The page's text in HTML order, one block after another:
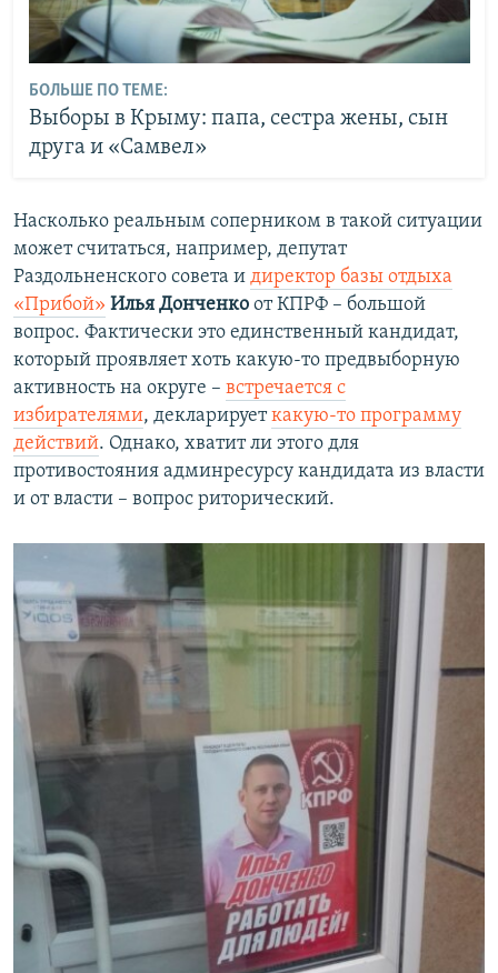
БОЛЬШЕ ПО ТЕМЕ:
Выборы в Крыму: папа, сестра жены, сын
друга и «Самвел»
Насколько реальным соперником в такой ситуации
может считаться, например, депутат
Раздольненского совета и директор базы отдыха
«Прибой» Илья Донченко от КПРФ – большой
вопрос. Фактически это единственный кандидат,
который проявляет хоть какую-то предвыборную
активность на округе – встречается с
избирателями, декларируеткакую-то программу
действий. Однако, хватит ли этого для
противостояния админресурсу кандидата из власти
и от власти – вопрос риторический.